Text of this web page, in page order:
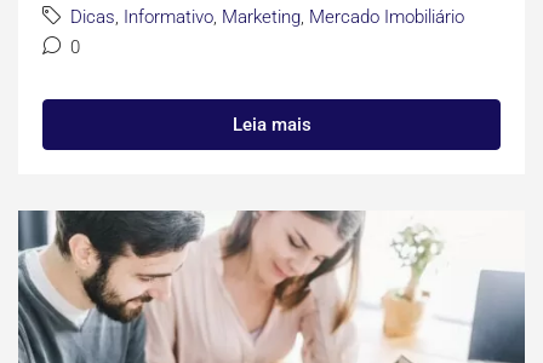
Dicas, Informativo, Marketing, Mercado Imobiliário
0
Leia mais